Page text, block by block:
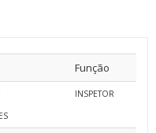
Função
INSPETOR